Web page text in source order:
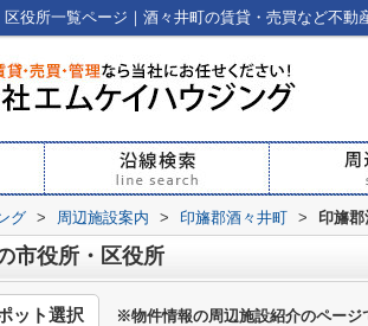
グ > 周辺施設案内 > 印旛郡酒々井町 > 印旛
市役所・区役所
※物件情報の周辺施設紹介のページ
ット選択